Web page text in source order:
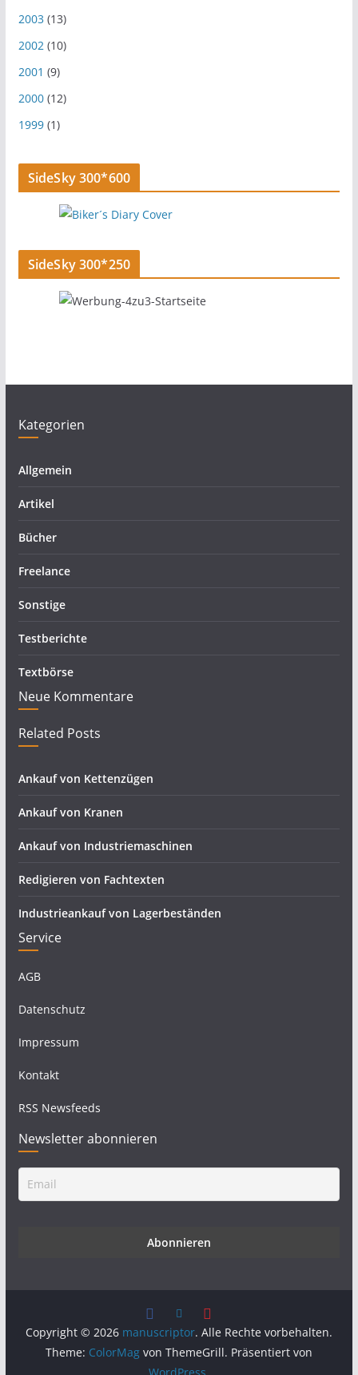
2003 (13)
2002(10)
2001 (9)
2000(12)
1999(1)
SideSky 300*600
SideSky 300*250
Kategorien
Allgemein
Artikel
Bücher
Freelance
Sonstige
Testberichte
Textbörse
Neue Kommentare
Related Posts
Ankauf von Kettenzügen
Ankauf von Kranen
Ankauf von Industriemaschinen
Redigieren von Fachtexten
Industrieankauf von Lagerbeständen
Service
AGB
Datenschutz
Impressum
Kontakt
RSS Newsfeeds
Newsletter abonnieren
Copyright © 2026 manuscriptor. Alle Rechte vorbehalten.
Theme: ColorMagvon ThemeGrill. Präsentiert von